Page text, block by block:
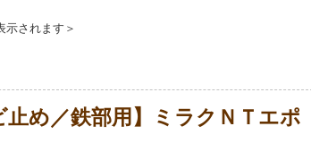
示されます＞
止め／鉄部用】ミラクＮＴエポ